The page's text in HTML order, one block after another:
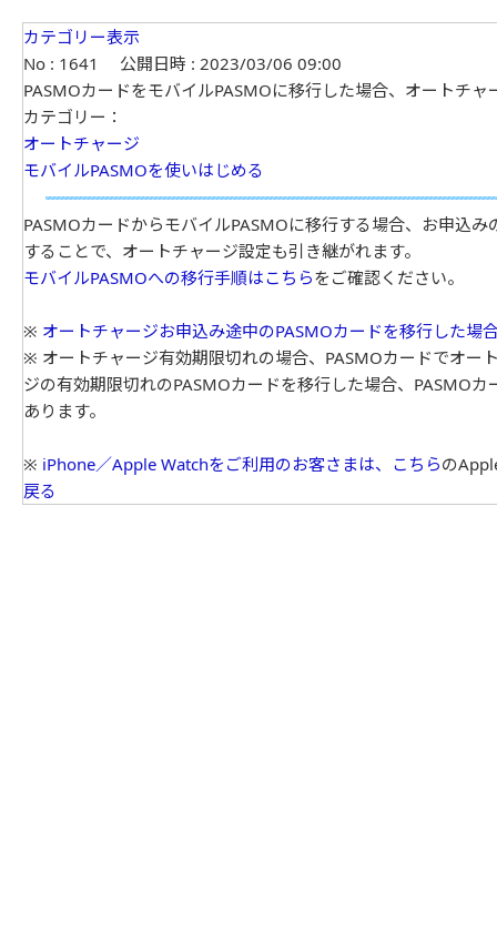
カテゴリー表示
No : 1641
公開日時 : 2023/03/06 09:00
PASMOカードをモバイルPASMOに移行した場合、オートチ
カテゴリー：
オートチャージ
モバイルPASMOを使いはじめる
PASMOカードからモバイルPASMOに移行する場合、お申込
することで、オートチャージ設定も引き継がれます。
モバイルPASMOへの移行手順はこちらをご確認ください。
※ オートチャージお申込み途中のPASMOカードを移行した場
※ オートチャージ有効期限切れの場合、PASMOカードでオー
ジの有効期限切れのPASMOカードを移行した場合、PASMO
あります。
※ iPhone／Apple Watchをご利用のお客さまは、こちらの
戻る